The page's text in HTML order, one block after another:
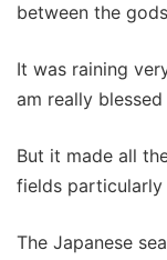
between the
It was raining
am really
But it made all
fields particularly
The Japanese